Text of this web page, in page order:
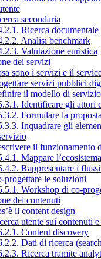
secondaria
Ricerca documentale
Analisi benchmark
Valutazione euristica
dei servizi
sono i servizi e il
servizi pubblici
il modello di servizio
Identificare gli attori
Formulare la
Inquadrare gli
il funzionamento
Mappare l’ecosistema
Rappresentare i
progettare le soluzioni
Workshop di co-
dei contenuti
il content design
utente sui contenuti
Content discovery
Dati di ricerca
Ricerca tramite